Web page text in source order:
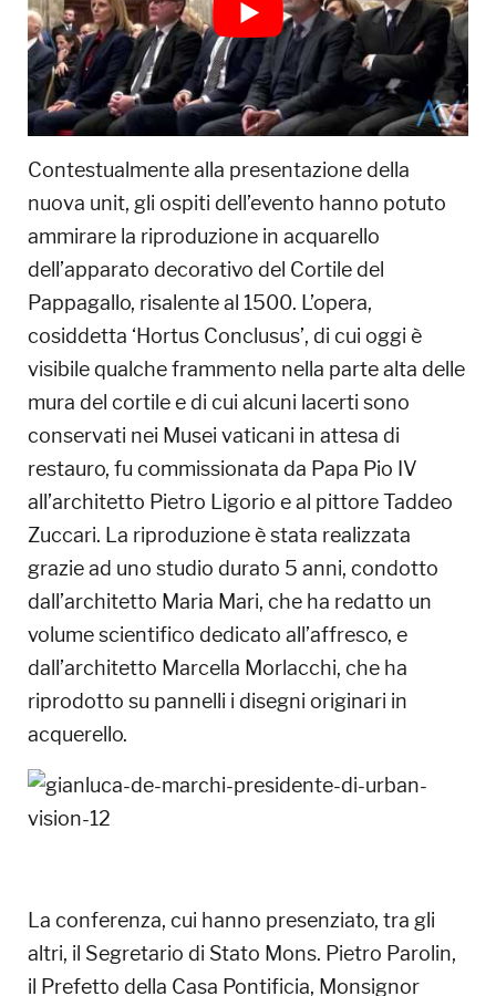
Contestualmente alla presentazione della
nuova unit, gli ospiti dell’evento hanno potuto
ammirare la riproduzione in acquarello
dell’apparato decorativo del Cortile del
Pappagallo, risalente al 1500. L’opera,
cosiddetta ‘Hortus Conclusus’, di cui oggi è
visibile qualche frammento nella parte alta delle
mura del cortile e di cui alcuni lacerti sono
conservati nei Musei vaticani in attesa di
restauro, fu commissionata da Papa Pio IV
all’architetto Pietro Ligorio e al pittore Taddeo
Zuccari. La riproduzione è stata realizzata
grazie ad uno studio durato 5 anni, condotto
dall’architetto Maria Mari, che ha redatto un
volume scientifico dedicato all’affresco, e
dall’architetto Marcella Morlacchi, che ha
riprodotto su pannelli i disegni originari in
acquerello.
La conferenza, cui hanno presenziato, tra gli
altri, il Segretario di Stato Mons. Pietro Parolin,
il Prefetto della Casa Pontificia, Monsignor